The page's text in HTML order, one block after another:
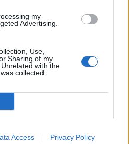
my
Advertising.
Use,
Sharing of my
with the
collected.
Access Privacy Policy
előfizetéses
tartalmazza: